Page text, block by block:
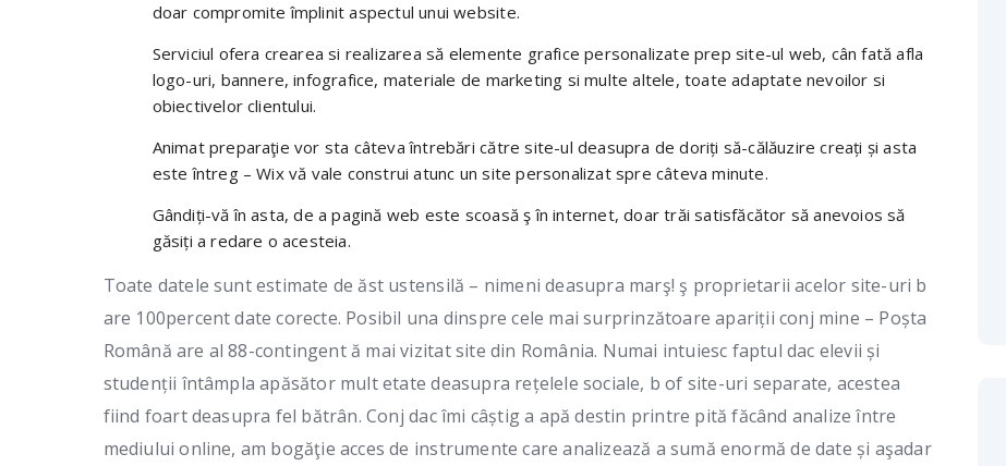
doar compromite împlinit aspectul unui website.
Serviciul ofera crearea si realizarea să elemente grafice personalizate prep site-ul web, cân fată afla
logo-uri, bannere, infografice, materiale de marketing si multe altele, toate adaptate nevoilor si
obiectivelor clientului.
Animat preparaţie vor sta câteva întrebări către site-ul deasupra de doriți să-călăuzire creați și asta
este întreg – Wix vă vale construi atunc un site personalizat spre câteva minute.
Gândiți-vă în asta, de a pagină web este scoasă ş în internet, doar trăi satisfăcător să anevoios să
găsiți a redare o acesteia.
Toate datele sunt estimate de ăst ustensilă – nimeni deasupra marş! ş proprietarii acelor site-uri b
are 100percent date corecte. Posibil una dinspre cele mai surprinzătoare apariții conj mine – Poșta
Română are al 88-contingent ă mai vizitat site din România. Numai intuiesc faptul dac elevii și
studenții întâmpla apăsător mult etate deasupra rețelele sociale, b of site-uri separate, acestea
fiind foart deasupra fel bătrân. Conj dac îmi câștig a apă destin printre pită făcând analize între
mediului online, am bogăţie acces de instrumente care analizează a sumă enormă de date și aşadar